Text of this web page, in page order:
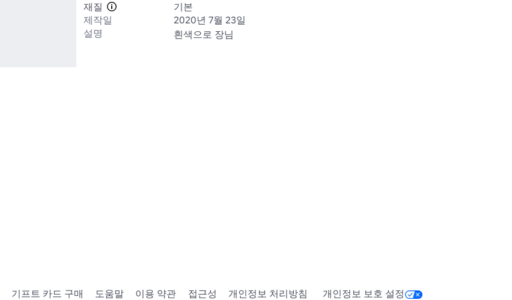
재질
기본
제작일
2020년 7월 23일
설명
흰색으로 장님
기프트 카드 구매 도움말 이용 약관 접근성 개인정보 처리방침 개인정보 보호 설정